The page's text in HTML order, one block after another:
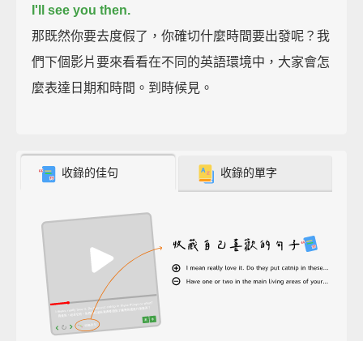
I'll see you then.
那既然你要去度假了，你確切什麼時間要出發呢？我
們下個影片要來看看在不同的英語環境中，大家會怎
麼表達日期和時間。到時候見。
收錄的佳句 收錄的單字